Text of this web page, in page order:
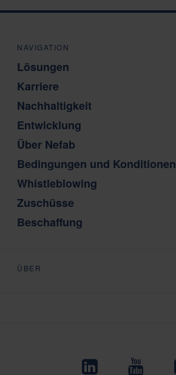
NAVIGATION
Lösungen
Karriere
Nachhaltigkeit
Entwicklung
Über Nefab
Bedingungen und Konditionen
Whistleblowing
Zuschüsse
Beschaffung
ÜBER